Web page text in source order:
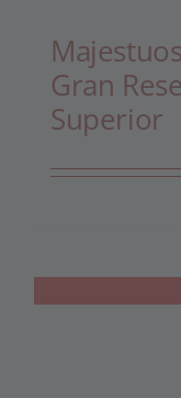
Gran
Superior